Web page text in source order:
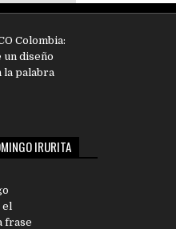
IRURITA